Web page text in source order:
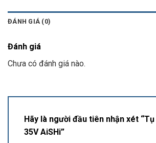
ĐÁNH GIÁ (0)
Đánh giá
Chưa có đánh giá nào.
Hãy là người đầu tiên nhận xét “Tụ
35V AiSHi”